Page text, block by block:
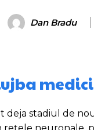
Dan Bradu
deja stadiul de